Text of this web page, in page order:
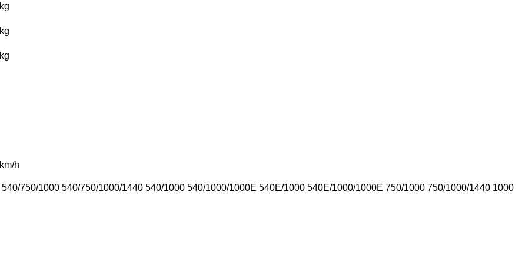
kg
kg
kg
km/h
540/750/1000 540/750/1000/1440 540/1000 540/1000/1000E 540E/1000 540E/1000/1000E 750/1000 750/1000/1440 1000